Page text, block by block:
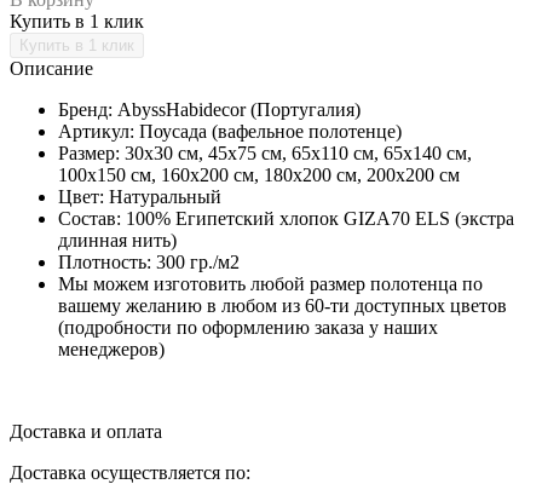
Купить в 1 клик
Описание
Бренд: AbyssHabidecor (Португалия)
Артикул: Поусада (вафельное полотенце)
Размер: 30х30 см, 45х75 см, 65х110 см, 65х140 см,
100х150 см, 160х200 см, 180х200 см, 200х200 см
Цвет: Натуральный
Состав: 100% Египетский хлопок GIZA70 ELS (экстра
длинная нить)
Плотность: 300 гр./м2
Мы можем изготовить любой размер полотенца по
вашему желанию в любом из 60-ти доступных цветов
(подробности по оформлению заказа у наших
менеджеров)
Доставка и оплата
Доставка осуществляется по: